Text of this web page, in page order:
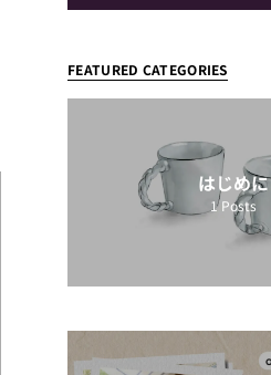
FEATURED CATEGORIES
はじめに
1 Posts